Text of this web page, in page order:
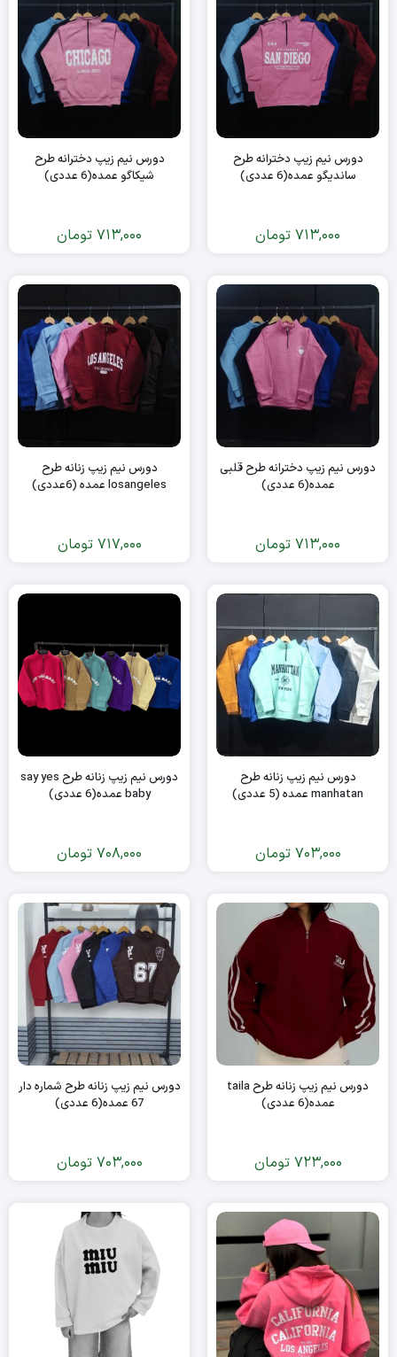
دورس نیم زیپ دخترانه طرح
ساندیگو عمده(6 عددی)
713,000 تومان
دورس نیم زیپ دخترانه طرح
شیکاگو عمده(6 عددی)
713,000 تومان
دورس نیم زیپ دخترانه طرح قلبی
عمده(6 عددی)
713,000 تومان
دورس نیم زیپ زنانه طرح
losangeles عمده (6عددی)
717,000 تومان
دورس نیم زیپ زنانه طرح
manhatan عمده (5 عددی)
703,000 تومان
دورس نیم زیپ زنانه طرح say yes
baby عمده(6 عددی)
708,000 تومان
دورس نیم زیپ زنانه طرح taila
عمده(6 عددی)
723,000 تومان
دورس نیم زیپ زنانه طرح شماره دار
67 عمده(6 عددی)
703,000 تومان